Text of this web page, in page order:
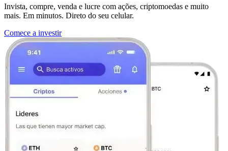
Invista, compre, venda e lucre com ações, criptomoedas e muito
mais. Em minutos. Direto do seu celular.
Comece a investir